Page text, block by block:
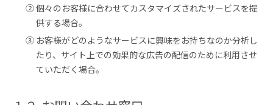
② 個々のお客様に合わせてカスタマイズされたサービスを提
供する場合。
③ お客様がどのようなサービスに興味をお持ちなのか分析し
たり、サイト上での効果的な広告の配信のために利用させ
ていただく場合。